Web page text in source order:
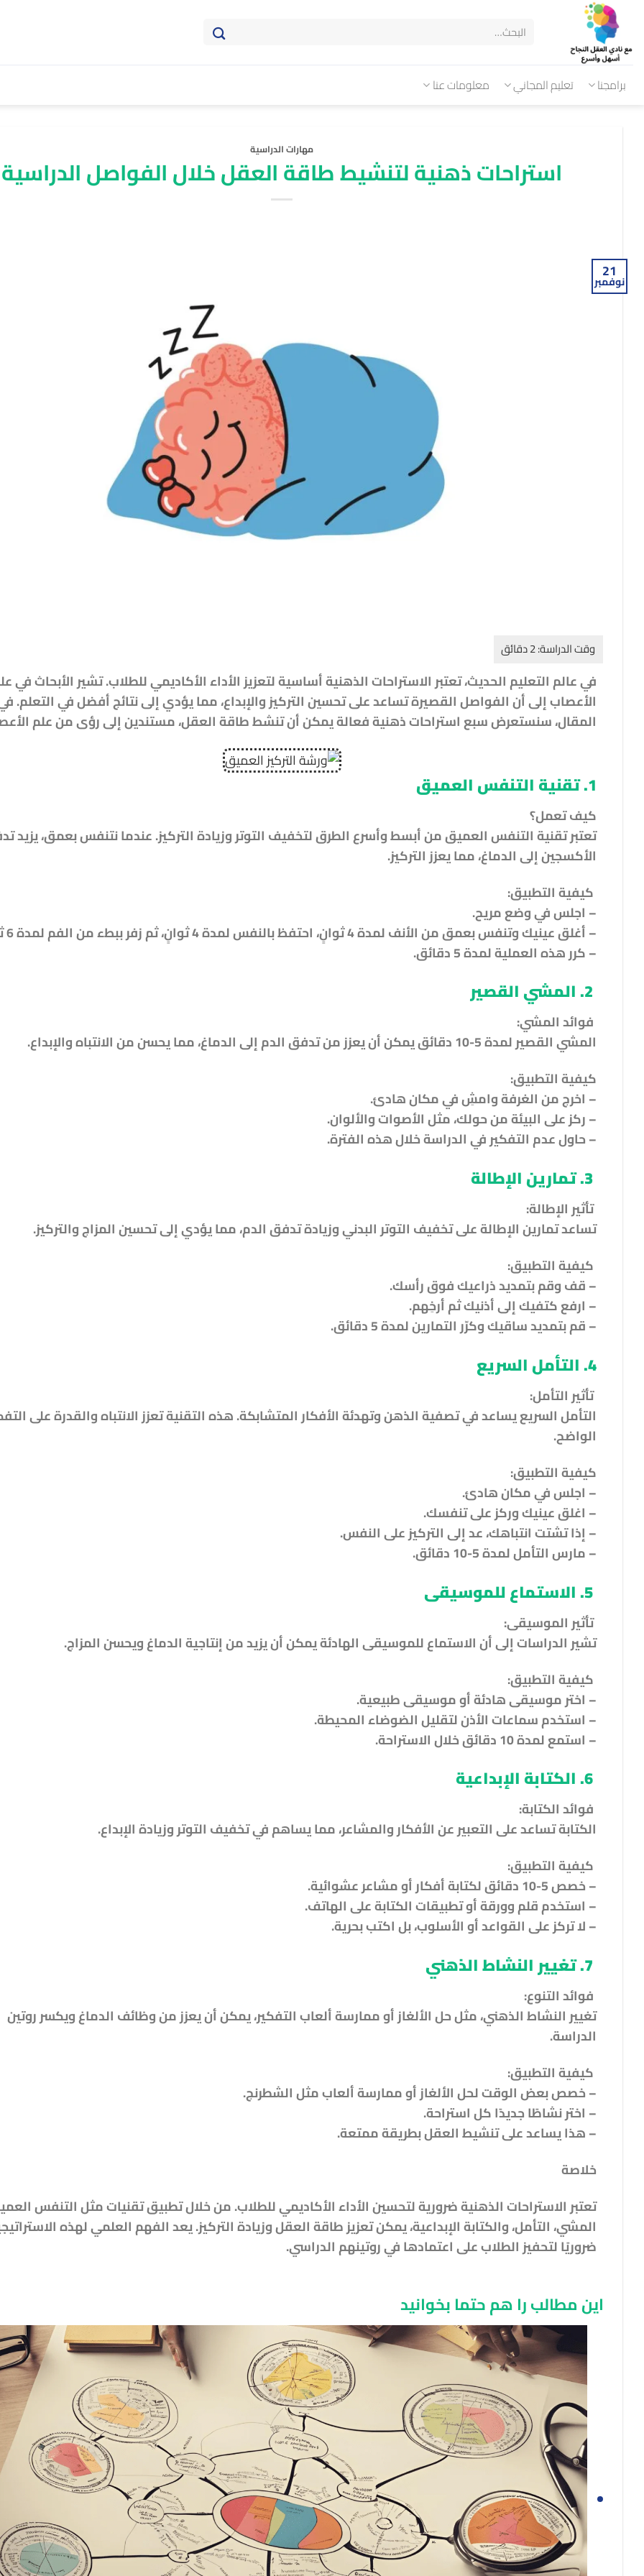
برامجنا تعليم المجاني معلومات عنا
مهارات الدراسية
استراحات ذهنية لتنشيط طاقة العقل خلال الفواصل الدراسية
21
نوفمبر
في عالم التعليم الحديث، تعتبر الاستراحات الذهنية أساسية لتعزيز الأداء الأكاديمي للطلاب. تشير الأبحاث في
الأعصاب إلى أن الفواصل القصيرة تساعد على تحسين التركيز والإبداع، مما يؤدي إلى نتائج أفضل في التعلم.
المقال، سنستعرض سبع استراحات ذهنية فعالة يمكن أن تنشط طاقة العقل، مستندين إلى رؤى من علم
1. تقنية التنفس العميق
كيف تعمل؟
تعتبر تقنية التنفس العميق من أبسط وأسرع الطرق لتخفيف التوتر وزيادة التركيز. عندما نتنفس بعمق، يزيد
الأكسجين إلى الدماغ، مما يعزز التركيز.
كيفية التطبيق:
– اجلس في وضع مريح.
– أغلق عينيك وتنفس بعمق من الأنف لمدة 4 ثوانٍ، احتفظ بالنفس لمدة 4 ثوانٍ، ثم زفر ببطء من الفم لمدة 6 ثوانٍ.
– كرر هذه العملية لمدة 5 دقائق.
فوائد المشي:
المشي القصير لمدة 5-10 دقائق يمكن أن يعزز من تدفق الدم إلى الدماغ، مما يحسن من الانتباه والإبداع.
كيفية التطبيق:
– اخرج من الغرفة وامشِ في مكان هادئ.
– ركز على البيئة من حولك، مثل الأصوات والألوان.
– حاول عدم التفكير في الدراسة خلال هذه الفترة.
3. تمارين الإطالة
تأثير الإطالة:
تساعد تمارين الإطالة على تخفيف التوتر البدني وزيادة تدفق الدم، مما يؤدي إلى تحسين المزاج والتركيز.
كيفية التطبيق:
– قف وقم بتمديد ذراعيك فوق رأسك.
– ارفع كتفيك إلى أذنيك ثم أرخِهم.
– قم بتمديد ساقيك وكرّر التمارين لمدة 5 دقائق.
4. التأمل السريع
تأثير التأمل:
التأمل السريع يساعد في تصفية الذهن وتهدئة الأفكار المتشابكة. هذه التقنية تعزز الانتباه والقدرة على
الواضح.
كيفية التطبيق:
– اجلس في مكان هادئ.
– اغلق عينيك وركز على تنفسك.
– إذا تشتت انتباهك، عد إلى التركيز على النفس.
– مارس التأمل لمدة 5-10 دقائق.
5. الاستماع للموسيقى
تأثير الموسيقى:
تشير الدراسات إلى أن الاستماع للموسيقى الهادئة يمكن أن يزيد من إنتاجية الدماغ ويحسن المزاج.
كيفية التطبيق:
– اختر موسيقى هادئة أو موسيقى طبيعية.
– استخدم سماعات الأذن لتقليل الضوضاء المحيطة.
– استمع لمدة 10 دقائق خلال الاستراحة.
6. الكتابة الإبداعية
فوائد الكتابة:
الكتابة تساعد على التعبير عن الأفكار والمشاعر، مما يساهم في تخفيف التوتر وزيادة الإبداع.
كيفية التطبيق:
– خصص 5-10 دقائق لكتابة أفكار أو مشاعر عشوائية.
– استخدم قلم وورقة أو تطبيقات الكتابة على الهاتف.
– لا تركز على القواعد أو الأسلوب، بل اكتب بحرية.
فوائد التنوع:
تغيير النشاط الذهني، مثل حل الألغاز أو ممارسة ألعاب التفكير، يمكن أن يعزز من وظائف الدماغ ويكسر روتين
الدراسة.
كيفية التطبيق:
– خصص بعض الوقت لحل الألغاز أو ممارسة ألعاب مثل الشطرنج.
– اختر نشاطًا جديدًا كل استراحة.
– هذا يساعد على تنشيط العقل بطريقة ممتعة.
خلاصة
تعتبر الاستراحات الذهنية ضرورية لتحسين الأداء الأكاديمي للطلاب. من خلال تطبيق تقنيات مثل التنفس
المشي، التأمل، والكتابة الإبداعية، يمكن تعزيز طاقة العقل وزيادة التركيز. يعد الفهم العلمي لهذه
ضروريًا لتحفيز الطلاب على اعتمادها في روتينهم الدراسي.
این مطالب را هم حتما بخوانید